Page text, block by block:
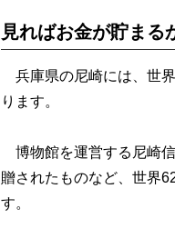
見ればお金が貯まる
兵庫県の尼崎には、世
ります。
博物館を運営する尼崎
贈されたものなど、世界
す。